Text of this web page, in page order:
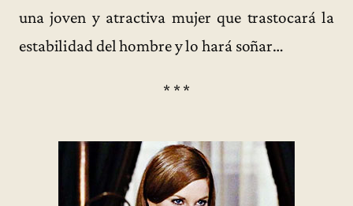
una joven y atractiva mujer que trastocará la
estabilidad del hombre y lo hará soñar…
* * *